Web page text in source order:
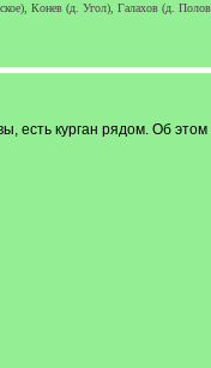
Конев (д. Угол), Галахов (д.
есть курган рядом. Об